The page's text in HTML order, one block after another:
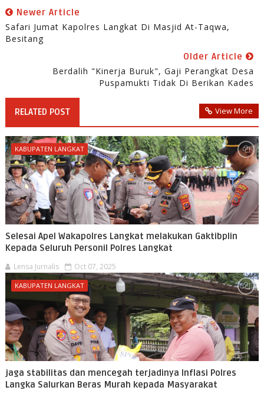
Newer Article
Safari Jumat Kapolres Langkat Di Masjid At-Taqwa,
Besitang
Older Article
Berdalih "kinerja Buruk", Gaji Perangkat Desa
Puspamukti Tidak Di Berikan Kades
RELATED POST View More
KABUPATEN LANGKAT
Selesai Apel Wakapolres Langkat melakukan Gaktibplin
Kepada Seluruh Personil Polres Langkat
Lensa Jurnalis Oct 07, 2025
KABUPATEN LANGKAT
jaga stabilitas dan mencegah terjadinya Inflasi Polres
Langka Salurkan Beras Murah kepada Masyarakat